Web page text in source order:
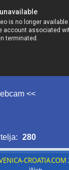
<<
280
CROATIA.COM